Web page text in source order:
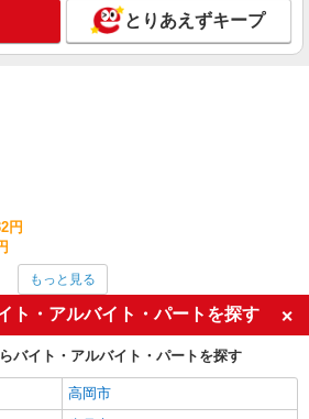
とりあえずキープ
円
円
円
見る
もっと見る
ト・アルバイト・パートを探す
バイト・アルバイト・パートを探す
高岡市